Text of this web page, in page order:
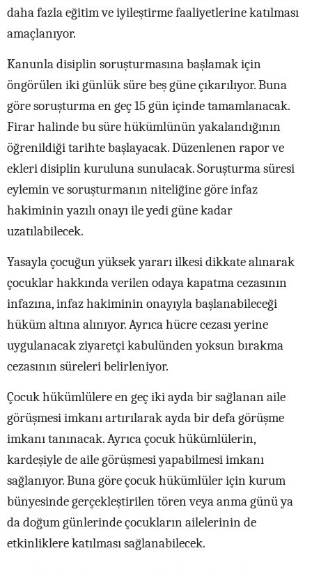
daha fazla eğitim ve iyileştirme faaliyetlerine katılması
amaçlanıyor.
Kanunla disiplin soruşturmasına başlamak için
öngörülen iki günlük süre beş güne çıkarılıyor. Buna
göre soruşturma en geç 15 gün içinde tamamlanacak.
Firar halinde bu süre hükümlünün yakalandığının
öğrenildiği tarihte başlayacak. Düzenlenen rapor ve
ekleri disiplin kuruluna sunulacak. Soruşturma süresi
eylemin ve soruşturmanın niteliğine göre infaz
hakiminin yazılı onayı ile yedi güne kadar
uzatılabilecek.
Yasayla çocuğun yüksek yararı ilkesi dikkate alınarak
çocuklar hakkında verilen odaya kapatma cezasının
infazına, infaz hakiminin onayıyla başlanabileceği
hüküm altına alınıyor. Ayrıca hücre cezası yerine
uygulanacak ziyaretçi kabulünden yoksun bırakma
cezasının süreleri belirleniyor.
Çocuk hükümlülere en geç iki ayda bir sağlanan aile
görüşmesi imkanı artırılarak ayda bir defa görüşme
imkanı tanınacak. Ayrıca çocuk hükümlülerin,
kardeşiyle de aile görüşmesi yapabilmesi imkanı
sağlanıyor. Buna göre çocuk hükümlüler için kurum
bünyesinde gerçekleştirilen tören veya anma günü ya
da doğum günlerinde çocukların ailelerinin de
etkinliklere katılması sağlanabilecek.